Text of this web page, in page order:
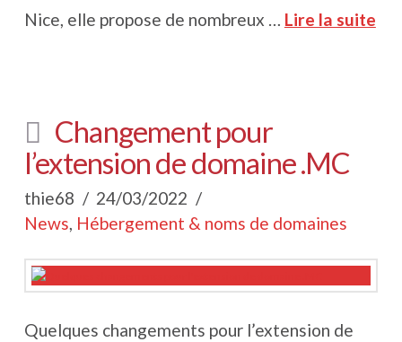
Nice, elle propose de nombreux … Lire la suite
Changement pour
l’extension de domaine .MC
thie68
24/03/2022
News, Hébergement & noms de domaines
Quelques changements pour l’extension de